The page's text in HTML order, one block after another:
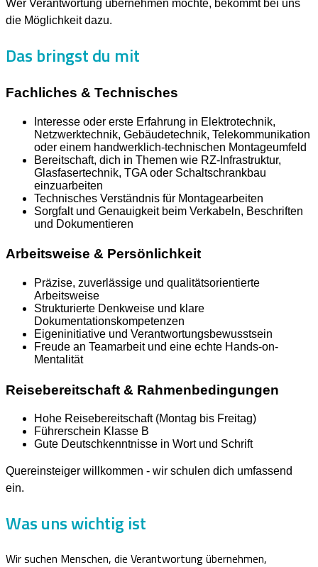
Wer Verantwortung übernehmen möchte, bekommt bei uns
die Möglichkeit dazu.
Das bringst du mit
Fachliches & Technisches
Interesse oder erste Erfahrung in Elektrotechnik,
Netzwerktechnik, Gebäudetechnik, Telekommunikation
oder einem handwerklich-technischen Montageumfeld
Bereitschaft, dich in Themen wie RZ-Infrastruktur,
Glasfasertechnik, TGA oder Schaltschrankbau
einzuarbeiten
Technisches Verständnis für Montagearbeiten
Sorgfalt und Genauigkeit beim Verkabeln, Beschriften
und Dokumentieren
Arbeitsweise & Persönlichkeit
Präzise, zuverlässige und qualitätsorientierte
Arbeitsweise
Strukturierte Denkweise und klare
Dokumentationskompetenzen
Eigeninitiative und Verantwortungsbewusstsein
Freude an Teamarbeit und eine echte Hands-on-
Mentalität
Reisebereitschaft & Rahmenbedingungen
Hohe Reisebereitschaft (Montag bis Freitag)
Führerschein Klasse B
Gute Deutschkenntnisse in Wort und Schrift
Quereinsteiger willkommen - wir schulen dich umfassend
ein.
Was uns wichtig ist
Wir suchen Menschen, die Verantwortung übernehmen,